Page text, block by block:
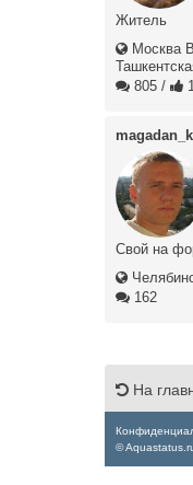
Житель
Москва
805 /
Свой на
162
На
©